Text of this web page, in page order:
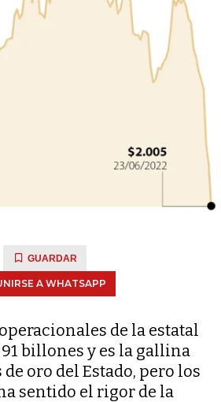
GUARDAR
A WHATSAPP
de la estatal
billones y es la gallina
oro del Estado, pero los
sentido el rigor de la